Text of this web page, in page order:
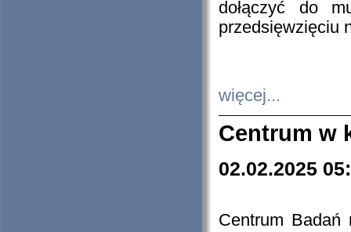
dołączyć do
przedsięwzięciu
więcej...
Centrum w
02.02.2025
Centrum Badań